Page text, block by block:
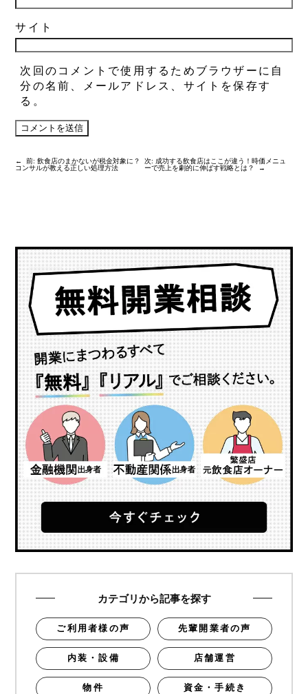
サイト
次回のコメントで使用するためブラウザーに自
分の名前、メールアドレス、サイトを保存す
る。
← 前:飲食店のまかないが税金対象に？
コンサルが教える正しい処理方法
次: 成功する飲食店はここが違う！時価メニュ
ーで売上を劇的に伸ばす戦略とは？
→
カテゴリから記事を探す
ご利用者様の声 先輩開業者の声
内装・設備 店舗運営
物件 資金・手続き